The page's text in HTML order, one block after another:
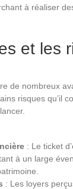
à réaliser
et les
de nombreux
risques qu’il
: Le ticket
à un large
: Les loyers